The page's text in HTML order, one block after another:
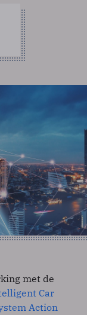
met de
Car
Action